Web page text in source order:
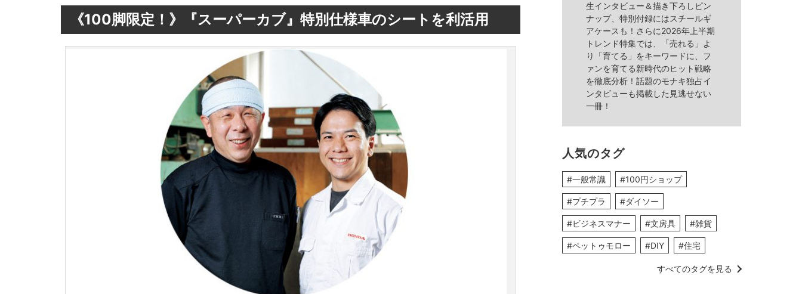
《100脚限定！》『スーパーカブ』特別仕様車のシートを利活用
生インタビュー＆描き下ろしピン
ナップ、特別付録にはスチールギ
アケースも！さらに2026年上半期
トレンド特集では、「売れる」よ
り「育てる」をキーワードに、フ
ァンを育てる新時代のヒット戦略
を徹底分析！話題のモナキ独占イ
ンタビューも掲載した見逃せない
一冊！
人気のタグ
#一般常識 #100円ショップ
#プチプラ #ダイソー
#ビジネスマナー #文房具 #雑貨
#ペットゥモロー #DIY #住宅
すべてのタグを見る